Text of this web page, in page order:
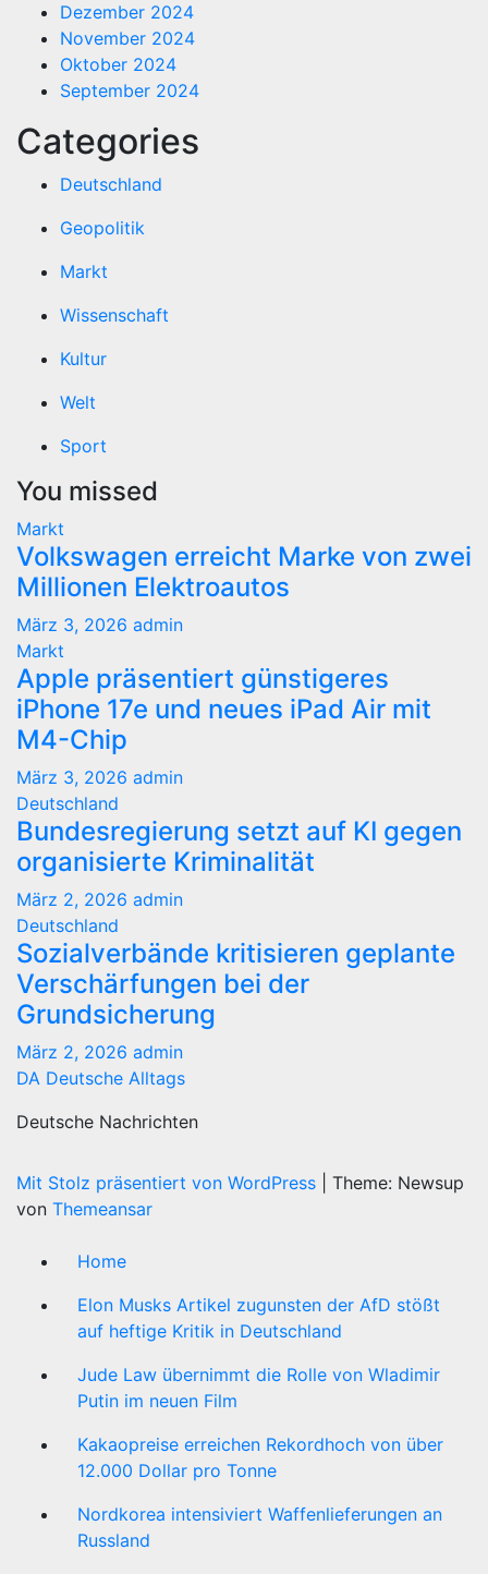
Dezember 2024
November 2024
Oktober 2024
September 2024
Categories
Deutschland
Geopolitik
Markt
Wissenschaft
Kultur
Welt
Sport
You missed
Markt
Volkswagen erreicht Marke von zwei
Millionen Elektroautos
März 3, 2026 admin
Markt
Apple präsentiert günstigeres
iPhone 17e und neues iPad Air mit
M4-Chip
März 3, 2026 admin
Deutschland
Bundesregierung setzt auf KI gegen
organisierte Kriminalität
März 2, 2026 admin
Deutschland
Sozialverbände kritisieren geplante
Verschärfungen bei der
Grundsicherung
März 2, 2026 admin
DA Deutsche Alltags
Deutsche Nachrichten
Mit Stolz präsentiert von WordPress
Theme: Newsup
von Themeansar
Home
Elon Musks Artikel zugunsten der AfD stößt
auf heftige Kritik in Deutschland
Jude Law übernimmt die Rolle von Wladimir
Putin im neuen Film
Kakaopreise erreichen Rekordhoch von über
12.000 Dollar pro Tonne
Nordkorea intensiviert Waffenlieferungen an
Russland